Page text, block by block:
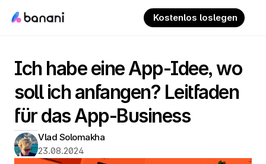
Kostenlos loslegen
Ich habe eine App-Idee, wo
soll ich anfangen? Leitfaden
für das App-Business
Vlad Solomakha
23.08.2024